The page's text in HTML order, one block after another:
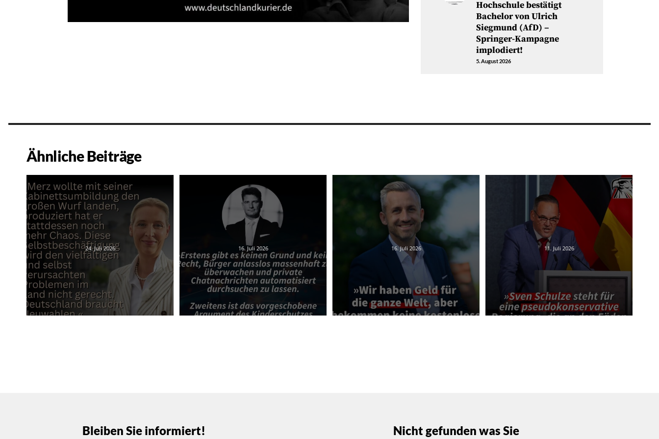
Hochschule bestätigt
Bachelor von Ulrich
Siegmund (AfD) –
Springer-Kampagne
implodiert!
5. August 2026
Ähnliche Beiträge
24. Juli 2026 16. Juli 2026 16. Juli 2026 11. Juli 2026
Bleiben Sie informiert! Nicht gefunden was Sie